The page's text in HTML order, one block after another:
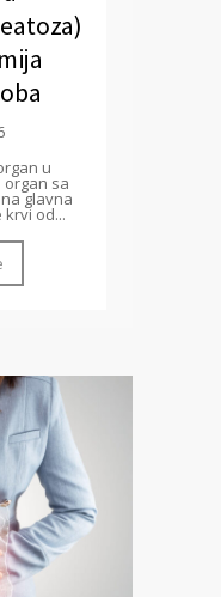
u
organ sa
glavna
od...